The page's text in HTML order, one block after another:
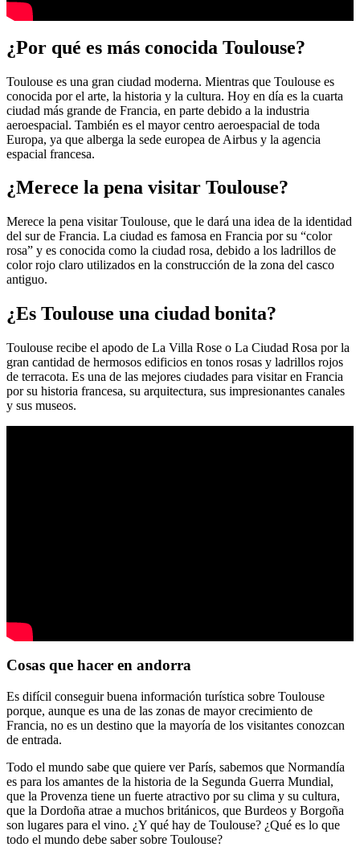
¿Por qué es más conocida Toulouse?
Toulouse es una gran ciudad moderna. Mientras que Toulouse es
conocida por el arte, la historia y la cultura. Hoy en día es la cuarta
ciudad más grande de Francia, en parte debido a la industria
aeroespacial. También es el mayor centro aeroespacial de toda
Europa, ya que alberga la sede europea de Airbus y la agencia
espacial francesa.
¿Merece la pena visitar Toulouse?
Merece la pena visitar Toulouse, que le dará una idea de la identidad
del sur de Francia. La ciudad es famosa en Francia por su “color
rosa” y es conocida como la ciudad rosa, debido a los ladrillos de
color rojo claro utilizados en la construcción de la zona del casco
antiguo.
¿Es Toulouse una ciudad bonita?
Toulouse recibe el apodo de La Villa Rose o La Ciudad Rosa por la
gran cantidad de hermosos edificios en tonos rosas y ladrillos rojos
de terracota. Es una de las mejores ciudades para visitar en Francia
por su historia francesa, su arquitectura, sus impresionantes canales
y sus museos.
Cosas que hacer en andorra
Es difícil conseguir buena información turística sobre Toulouse
porque, aunque es una de las zonas de mayor crecimiento de
Francia, no es un destino que la mayoría de los visitantes conozcan
de entrada.
Todo el mundo sabe que quiere ver París, sabemos que Normandía
es para los amantes de la historia de la Segunda Guerra Mundial,
que la Provenza tiene un fuerte atractivo por su clima y su cultura,
que la Dordoña atrae a muchos británicos, que Burdeos y Borgoña
son lugares para el vino. ¿Y qué hay de Toulouse? ¿Qué es lo que
todo el mundo debe saber sobre Toulouse?